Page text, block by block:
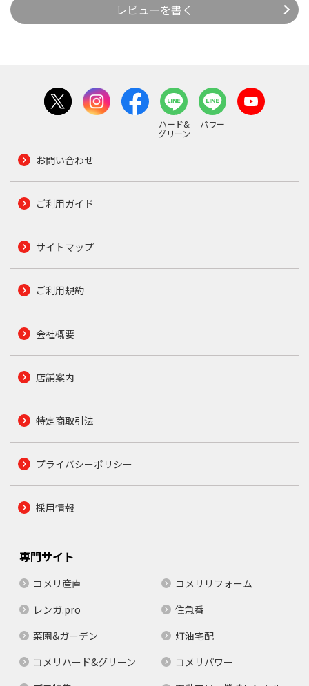
レビューを書く
ハード&
グリーン
パワー
お問い合わせ
ご利用ガイド
サイトマップ
ご利用規約
会社概要
店舗案内
特定商取引法
プライバシーポリシー
採用情報
専門サイト
コメリ産直
コメリリフォーム
レンガ.pro
住急番
菜園&ガーデン
灯油宅配
コメリハード&グリーン
コメリパワー